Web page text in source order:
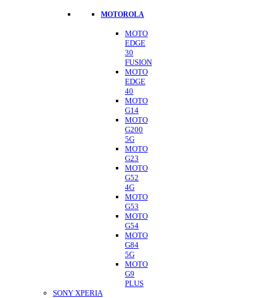
MOTOROLA
MOTO
EDGE
30
FUSION
MOTO
EDGE
40
MOTO
G14
MOTO
G200
5G
MOTO
G23
MOTO
G52
4G
MOTO
G53
MOTO
G54
MOTO
G84
5G
MOTO
G9
PLUS
SONY XPERIA